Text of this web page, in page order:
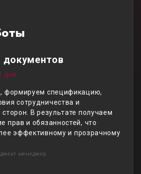
документов
дня
формируем спецификацию,
сотрудничества и
сторон. В результате получаем
прав и обязанностей, что
эффективному и прозрачному
менеджер